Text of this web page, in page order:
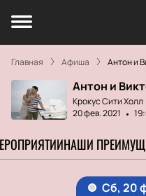
Главная Афиша Антон и
Антон и
Крокус Сити Холл
20 фев. 2021
НАШИ